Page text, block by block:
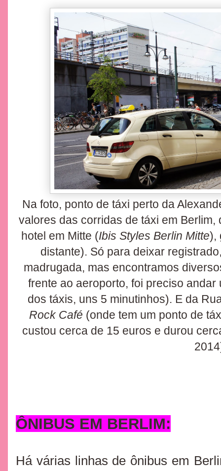
Na foto, ponto de táxi perto da
valores das corridas de táxi em Berlim,
hotel em Mitte (Ibis Styles Berlin Mitte),
distante). Só para deixar
madrugada, mas encontramos
frente ao aeroporto, foi preciso
dos táxis, uns 5 minutinhos). E da
Rock Café (onde tem um ponto de
custou cerca de 15 euros e durou
ÔNIBUS EM BERLIM:
Há várias linhas de ônibus em